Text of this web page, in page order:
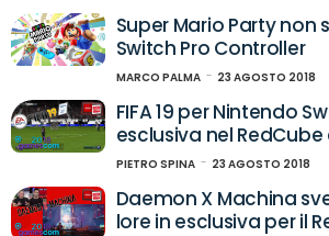
Super Mario Party non
Switch Pro Controller
MARCO PALMA 23 AGOSTO 2018
FIFA 19 per Nintendo
esclusiva nel
PIETRO SPINA 23 AGOSTO 2018
Daemon X Machina
lore in esclusiva per il